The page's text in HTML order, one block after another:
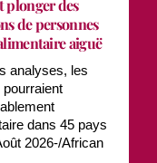
plonger des
de personnes
aiguë
analyses, les
dans 45 pays
2026-/African